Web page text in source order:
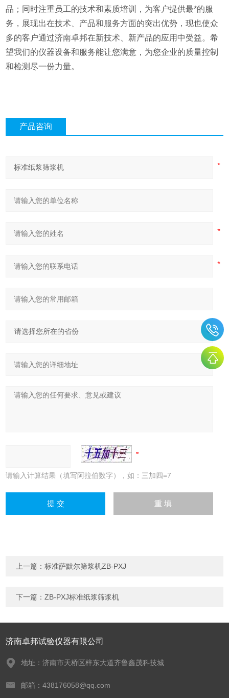
品；同时注重员工的技术和素质培训，为客户提供最*的服
务，展现出在技术、产品和服务方面的突出优势，现也使众
多的客户通过济南卓邦在新技术、新产品的应用中受益。希
望我们的仪器设备和服务能让您满意，为您企业的质量控制
和检测尽一份力量。
产品咨询
请输入计算结果（填写阿拉伯数字），如：三加四=7
上一篇：标准萨默尔筛浆机ZB-PXJ
下一篇：ZB-PXJ标准纸浆筛浆机
济南卓邦试验仪器有限公司
地址：济南市天桥区梓东大道齐鲁鑫茂科技城
邮箱：438176058@qq.com